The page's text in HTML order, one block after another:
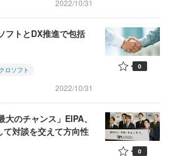
2022/10/31
フトとDX推進で包括
ロソフト
2022/10/31
0
大のチャンス」EIPA、
て対談を交えて方向性
0